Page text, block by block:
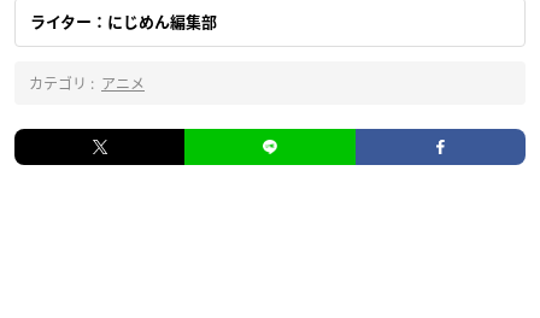
ライター：にじめん編集部
カテゴリ : アニメ